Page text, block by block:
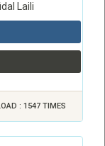
Laili
: 1547 TIMES